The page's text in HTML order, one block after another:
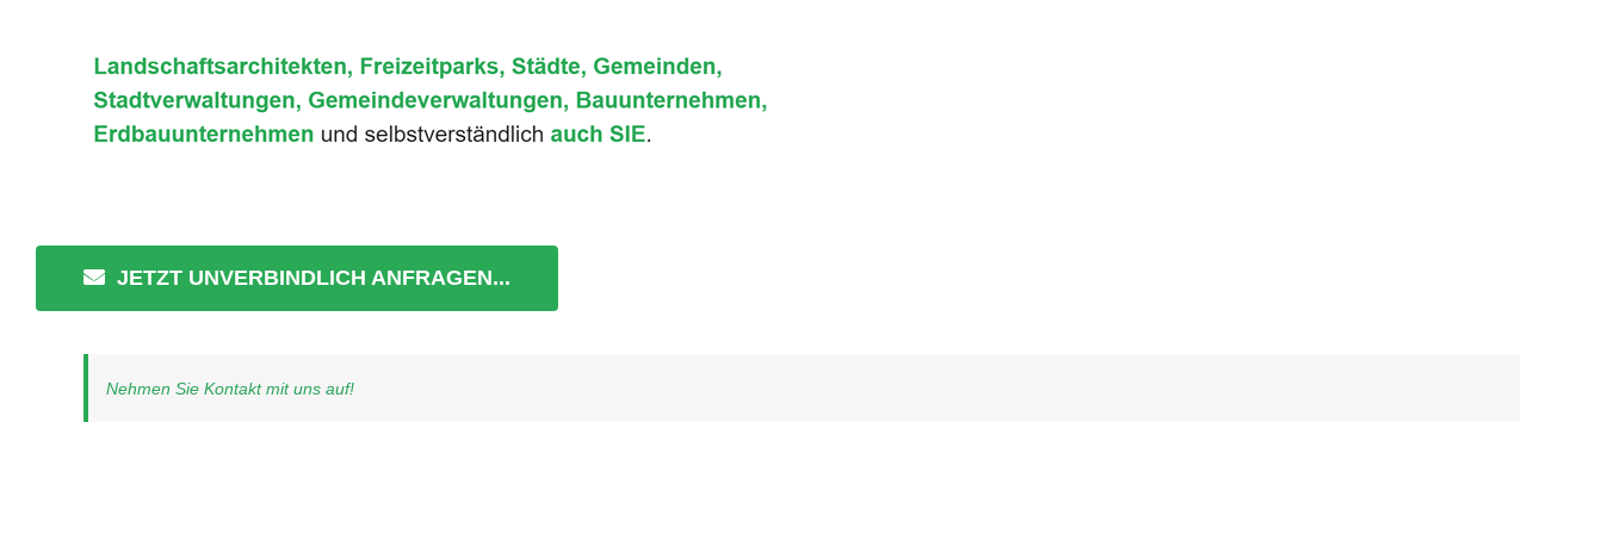
JETZT UNVERBINDLICH ANFRAGEN...
Nehmen Sie Kontakt mit uns auf!